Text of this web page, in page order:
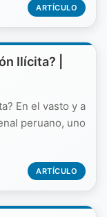
ARTÍCULO
Ilícita? |
En el vasto y a
peruano, uno
ARTÍCULO